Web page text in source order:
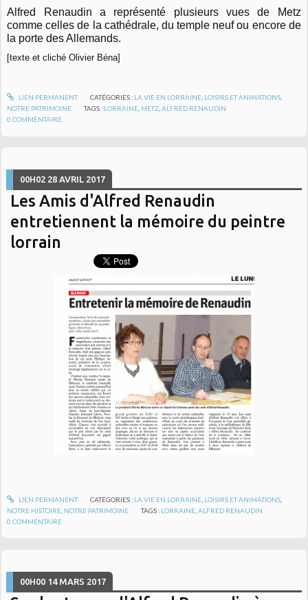
Alfred Renaudin a représenté plusieurs vues de
Metz
comme celles de la cathédrale, du temple neuf ou encore de
la porte des Allemands.
[texte et cliché Olivier Béna]
LIEN PERMANENT CATÉGORIES : LA VIE EN LORRAINE, LOISIRS ET ANIMATIONS,
NOTRE PATRIMOINE
TAGS : LORRAINE METZ ,ALFRED RENAUDIN
0 COMMENTAIRE
00H02 28 AVRIL 2017
Les Amis d'Alfred Renaudin
entretiennent la mémoire du peintre
lorrain
LIEN PERMANENT CATÉGORIES : LA VIE EN LORRAINE, LOISIRS ET ANIMATIONS,
NOTRE HISTOIRE NOTRE PATRIMOINE TAGS : LORRAINE ,ALFRED RENAUDIN
0 COMMENTAIRE
00H00 14 MARS 2017